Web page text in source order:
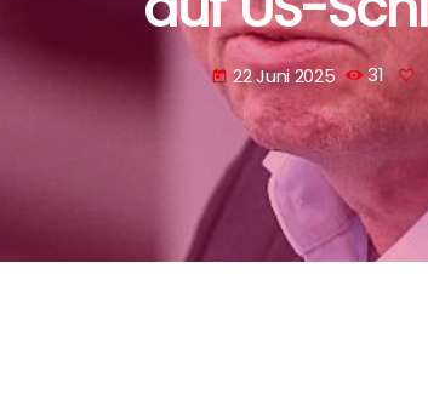
today 22 Juni 2025 31